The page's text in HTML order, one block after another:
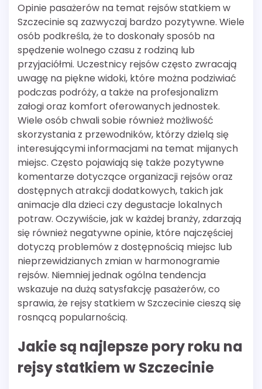
Opinie pasażerów na temat rejsów statkiem w
Szczecinie są zazwyczaj bardzo pozytywne. Wiele
osób podkreśla, że to doskonały sposób na
spędzenie wolnego czasu z rodziną lub
przyjaciółmi. Uczestnicy rejsów często zwracają
uwagę na piękne widoki, które można podziwiać
podczas podróży, a także na profesjonalizm
załogi oraz komfort oferowanych jednostek.
Wiele osób chwali sobie również możliwość
skorzystania z przewodników, którzy dzielą się
interesującymi informacjami na temat mijanych
miejsc. Często pojawiają się także pozytywne
komentarze dotyczące organizacji rejsów oraz
dostępnych atrakcji dodatkowych, takich jak
animacje dla dzieci czy degustacje lokalnych
potraw. Oczywiście, jak w każdej branży, zdarzają
się również negatywne opinie, które najczęściej
dotyczą problemów z dostępnością miejsc lub
nieprzewidzianych zmian w harmonogramie
rejsów. Niemniej jednak ogólna tendencja
wskazuje na dużą satysfakcję pasażerów, co
sprawia, że rejsy statkiem w Szczecinie cieszą się
rosnącą popularnością.
Jakie są najlepsze pory roku na
rejsy statkiem w Szczecinie